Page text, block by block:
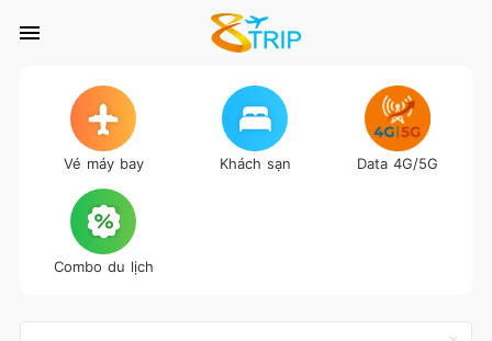
Vé máy bay Khách sạn Data 4G/5G
Combo du lịch